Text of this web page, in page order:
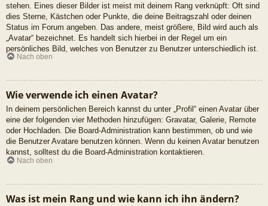
stehen. Eines dieser Bilder ist meist mit deinem Rang verknüpft: Oft sind
dies Sterne, Kästchen oder Punkte, die deine Beitragszahl oder deinen
Status im Forum angeben. Das andere, meist größere, Bild wird auch als
„Avatar“ bezeichnet. Es handelt sich hierbei in der Regel um ein
persönliches Bild, welches von Benutzer zu Benutzer unterschiedlich ist.
Nach oben
Wie verwende ich einen Avatar?
In deinem persönlichen Bereich kannst du unter „Profil“ einen Avatar über
eine der folgenden vier Methoden hinzufügen: Gravatar, Galerie, Remote
oder Hochladen. Die Board-Administration kann bestimmen, ob und wie
die Benutzer Avatare benutzen können. Wenn du keinen Avatar benutzen
kannst, solltest du die Board-Administration kontaktieren.
Nach oben
Was ist mein Rang und wie kann ich ihn ändern?